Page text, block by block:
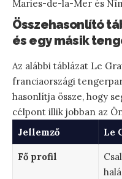
Maries-de-la-Mer és
Összehasonlító
és egy másik
Az alábbi táblázat Le
franciaországi
hasonlítja össze, hogy
célpont illik jobban az
Jellemző
Le
Fő profil